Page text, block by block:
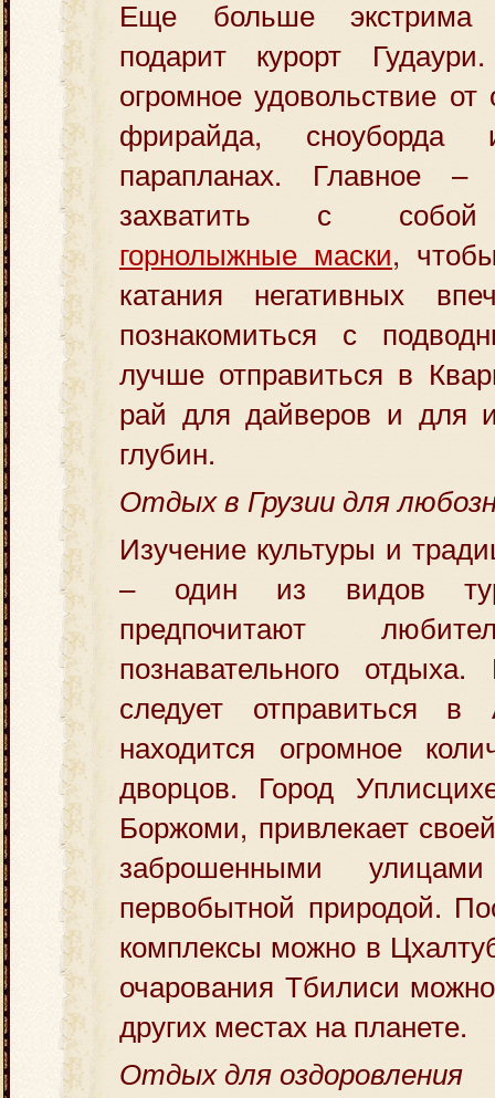
Еще больше экстрима
подарит курорт
огромное удовольствие
фрирайда,
парапланах. Главное
захватить с
горнолыжные маски,
катания негативных
познакомиться с
лучше отправиться в
рай для дайверов и для
глубин.
Отдых в Грузии для
Изучение культуры и
– один из видов
предпочитают
познавательного
следует отправиться в
находится огромное
дворцов. Город
Боржоми, привлекает
заброшенными
первобытной природой.
комплексы можно в
очарования Тбилиси
других местах на планете.
Отдых для оздоровления